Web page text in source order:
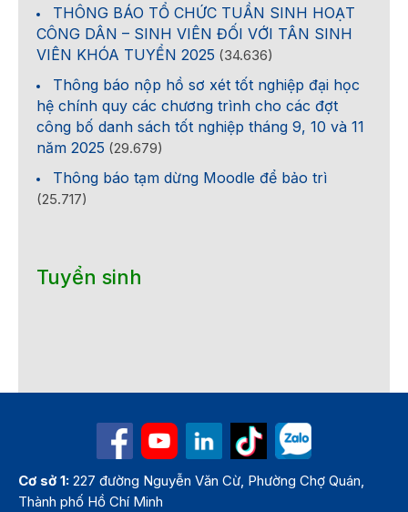
THÔNG BÁO TỔ CHỨC TUẦN SINH HOẠT
CÔNG DÂN – SINH VIÊN ĐỐI VỚI TÂN SINH
VIÊN KHÓA TUYỂN 2025 (34.636)
Thông báo nộp hồ sơ xét tốt nghiệp đại học
hệ chính quy các chương trình cho các đợt
công bố danh sách tốt nghiệp tháng 9, 10 và 11
năm 2025 (29.679)
Thông báo tạm dừng Moodle để bảo trì
(25.717)
Tuyển sinh
Cơ sở 1: 227 đường Nguyễn Văn Cừ, Phường Chợ Quán,
Thành phố Hồ Chí Minh